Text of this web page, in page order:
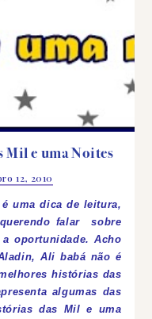
Mil e uma Noites
12, 2010
uma dica de leitura,
falar sobre
oportunidade. Acho
Ali babá não é
histórias das
algumas das
das Mil e uma